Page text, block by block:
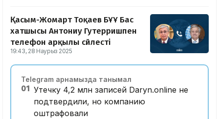
Қасым-Жомарт Тоқаев БҰҰ Бас
хатшысы Антониу Гутерришпен
телефон арқылы сөйлесті
19:43, 28 Наурыз 2025
Telegram арнамызда танымал
01 Утечку 4,2 млн записей Daryn.online не
подтвердили, но компанию
оштрафовали